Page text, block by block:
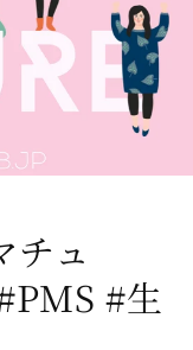
チュ
#生